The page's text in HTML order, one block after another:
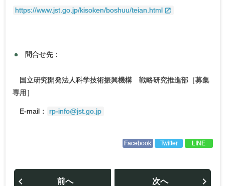
https://www.jst.go.jp/kisoken/boshuu/teian.html
問合せ先：
国立研究開発法人科学技術振興機構 戦略研究推進部［募集
専用］
E-mail： rp-info@jst.go.jp
Facebook Twitter LINE
投
前へ 次へ